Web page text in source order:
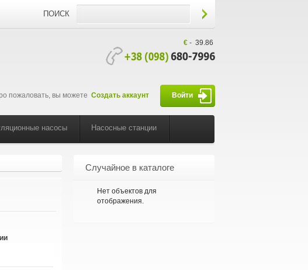
ПОИСК
€- 39.86
пожаловать, вы можете Создать аккаунт Войти
насосы Насосные станции
Случайное в каталоге
Нет объектов для
отображения.